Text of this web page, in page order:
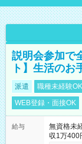
説明会参加で
ト】生活のお
派遣 職種未経験OK
WEB登録・面接OK
給与
無資格未
収1万400